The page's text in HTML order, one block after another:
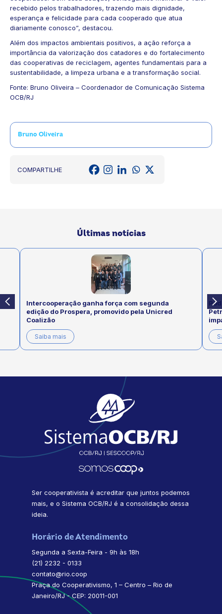
recebido pelos trabalhadores, trazendo mais dignidade,
esperança e felicidade para cada cooperado que atua
diariamente conosco”, destacou.
Além dos impactos ambientais positivos, a ação reforça a
importância da valorização dos catadores e do fortalecimento
das cooperativas de reciclagem, agentes fundamentais para a
sustentabilidade, a limpeza urbana e a transformação social.
Fonte: Bruno Oliveira – Coordenador de Comunicação Sistema
OCB/RJ
Bruno Oliveira
COMPARTILHE
Últimas notícias
Intercooperação ganha força com segunda
edição do Prospera, promovido pela Unicred
Coalizão
Saiba mais
Ser cooperativista é acreditar que juntos podemos
mais, e o Sistema OCB/RJ é a consolidação dessa
ideia.
Horário de Atendimento
Segunda a Sexta-Feira - 9h às 18h
(21) 2232 - 0133
contato@rio.coop
Praça do Cooperativismo, 1 – Centro – Rio de
Janeiro/RJ - CEP: 20011-001